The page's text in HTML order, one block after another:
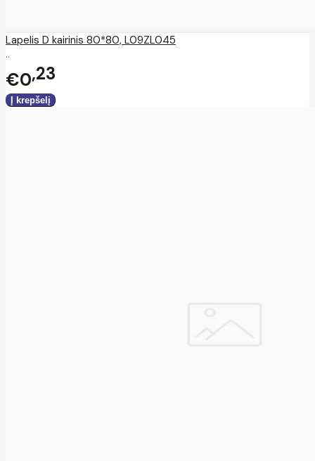
Lapelis D kairinis 80*80, L09ZL045
..
€0 23